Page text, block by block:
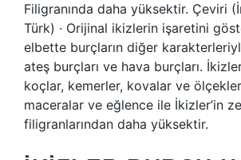
Filigranında daha yüksektir. Çeviri
Türk) · Orijinal ikizlerin işaretini
elbette burçların diğer
ateş burçları ve hava burçları.
koçlar, kemerler, kovalar ve
maceralar ve eğlence ile İkizler’in
filigranlarından daha yüksektir.